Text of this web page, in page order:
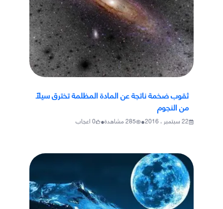
ثقوب ضخمة ناتجة عن المادة المظلمة تخترق سيلًا
من النجوم
22 سبتمبر ، 2016 •
285مشاهدة•
0اعجاب